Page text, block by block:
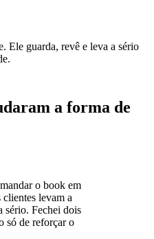
Ele guarda, revê e leva a sério
a forma de
o book em
levam a
sério. Fechei dois
só de reforçar o